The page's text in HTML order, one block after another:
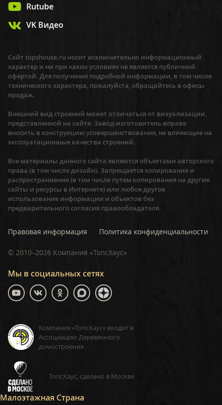
Rutube
VK Видео
Мы в социальных сетях
Компания «ТопсХаус» входит в
Ассоциацию Деревянного
домостроения
ТопсХаус, сделано в Москве
Малоэтажная Страна
Сайт topshouse.ru носит исключительно информационный
характер и ни при каких условиях не является публичной
офертой. Для получения подробной информации, в том числе
технического характера, пожалуйста, обращайтесь в офисы
продаж.
Внешний вид строений может отличаться от визуализации,
представленной на сайте. Завод-изготовитель вправе
вносить в конструкцию усовершенствования, не влияющие на
эксплуатационные качества строений.
Все материалы данного сайта являются объектами авторского
права (в том числе дизайн). Запрещается копирование и
распространиение (в том числе путем копирования на другие
сайты и ресурсы в Интернете) или любое другое
использование информации и объектов без
предварительного согласия правообладателя.
Правовая информация Политика конфиденциальности
© 2010–2026 Компания «ТопсХаус»